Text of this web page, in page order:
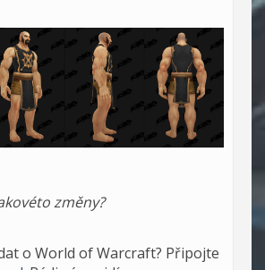
změny?
o World of Warcraft? Připojte